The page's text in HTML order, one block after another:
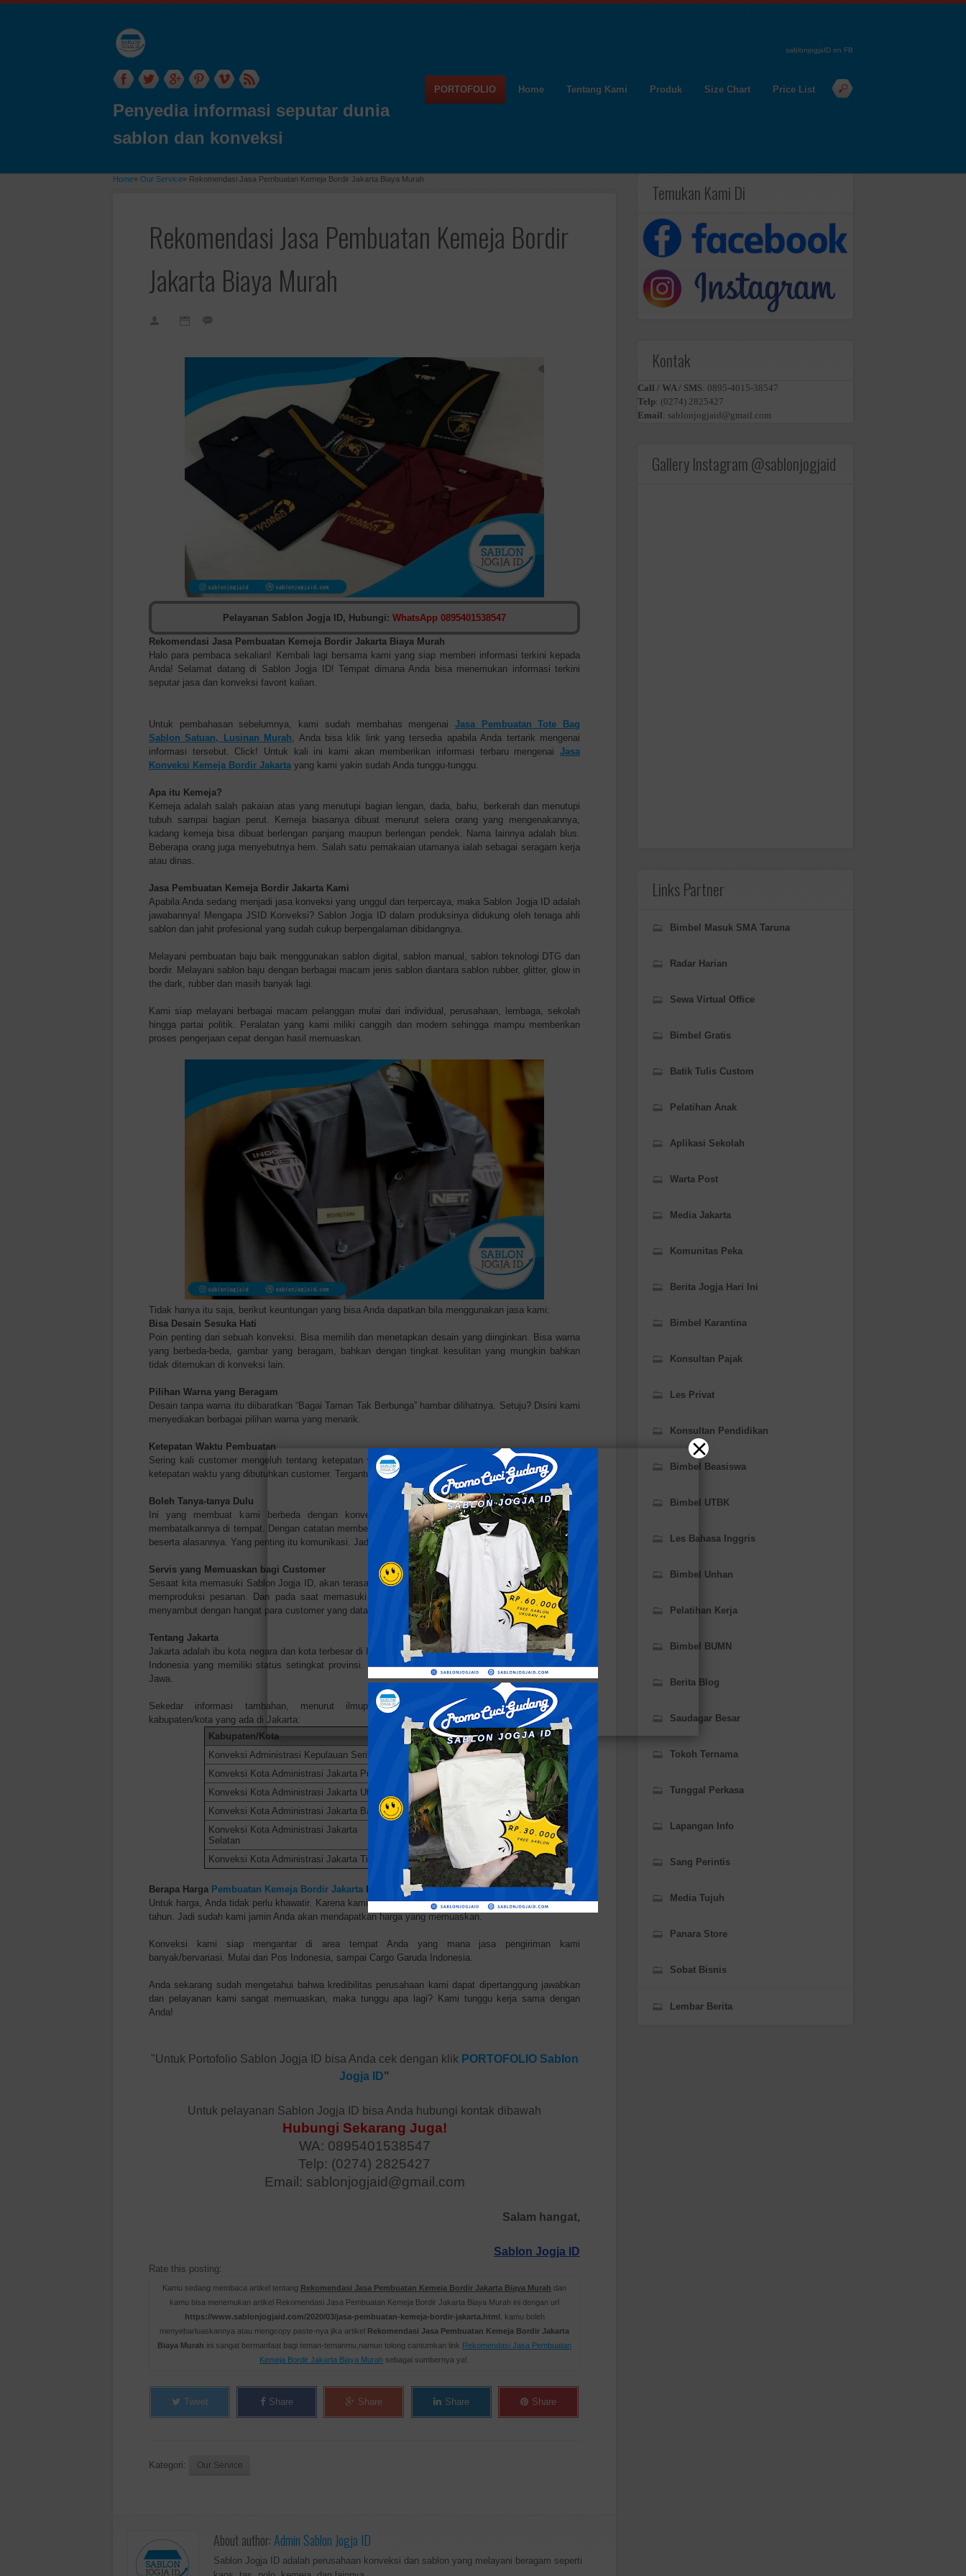
Penyedia informasi seputar dunia
sablon dan konveksi
sablonjogjaID on FB
PORTOFOLIO Home Tentang Kami Produk Size Chart Price List
Home» Our Service» Rekomendasi Jasa Pembuatan Kemeja Bordir Jakarta Biaya Murah
Rekomendasi Jasa Pembuatan Kemeja Bordir
Jakarta Biaya Murah
Pelayanan Sablon Jogja ID, Hubungi: WhatsApp 0895401538547
Rekomendasi Jasa Pembuatan Kemeja Bordir Jakarta Biaya Murah
Halo para pembaca sekalian! Kembali lagi bersama kami yang siap memberi informasi terkini kepada
Anda! Selamat datang di Sablon Jogja ID! Tempat dimana Anda bisa menemukan informasi terkini
seputar jasa dan konveksi favorit kalian.
Untuk pembahasan sebelumnya, kami sudah membahas mengenai Jasa Pembuatan Tote Bag
Sablon Satuan, Lusinan Murah, Anda bisa klik link yang tersedia apabila Anda tertarik mengenai
informasi tersebut. Click! Untuk kali ini kami akan memberikan informasi terbaru mengenai Jasa
Konveksi Kemeja Bordir Jakarta yang kami yakin sudah Anda tunggu-tunggu.
Apa itu Kemeja?
Kemeja adalah salah pakaian atas yang menutupi bagian lengan, dada, bahu, berkerah dan menutupi
tubuh sampai bagian perut. Kemeja biasanya dibuat menurut selera orang yang mengenakannya,
kadang kemeja bisa dibuat berlengan panjang maupun berlengan pendek. Nama lainnya adalah blus.
Beberapa orang juga menyebutnya hem. Salah satu pemakaian utamanya ialah sebagai seragam kerja
atau dinas.
Jasa Pembuatan Kemeja Bordir Jakarta Kami
Apabila Anda sedang menjadi jasa konveksi yang unggul dan terpercaya, maka Sablon Jogja ID adalah
jawabannya! Mengapa JSID Konveksi? Sablon Jogja ID dalam produksinya didukung oleh tenaga ahli
sablon dan jahit profesional yang sudah cukup berpengalaman dibidangnya.
Melayani pembuatan baju baik menggunakan sablon digital, sablon manual, sablon teknologi DTG dan
bordir. Melayani sablon baju dengan berbagai macam jenis sablon diantara sablon rubber, glitter, glow in
the dark, rubber dan masih banyak lagi.
Kami siap melayani berbagai macam pelanggan mulai dari individual, perusahaan, lembaga, sekolah
hingga partai politik. Peralatan yang kami miliki canggih dan modern sehingga mampu memberikan
proses pengerjaan cepat dengan hasil memuaskan.
Tidak hanya itu saja, berikut keuntungan yang bisa Anda dapatkan bila menggunakan jasa kami:
Bisa Desain Sesuka Hati
Poin penting dari sebuah konveksi. Bisa memilih dan menetapkan desain yang diinginkan. Bisa warna
yang berbeda-beda, gambar yang beragam, bahkan dengan tingkat kesulitan yang mungkin bahkan
tidak ditemukan di konveksi lain.
Pilihan Warna yang Beragam
Desain tanpa warna itu diibaratkan “Bagai Taman Tak Berbunga” hambar dilihatnya. Setuju? Disini kami
menyediakan berbagai pilihan warna yang menarik.
Ketepatan Waktu Pembuatan
Sering kali customer mengeluh tentang ketepatan waktu pembuatan. Konveksi Jakarta menawarkan
ketepatan waktu yang dibutuhkan customer. Tergantung dari berapa banyak pesanan yang diinginkan.
Boleh Tanya-tanya Dulu
Ini yang membuat kami berbeda dengan konveksi lainnya. Bisa langsung deal atau bahkan
membatalkannya di tempat. Dengan catatan memberitahu terlebih dahulu mengapa pesanan dibatalkan
beserta alasannya. Yang penting itu komunikasi. Jadi Anda bisa tanya-tanya dulu semua tentang kami.
Servis yang Memuaskan bagi Customer
Sesaat kita memasuki Sablon Jogja ID, akan terasa atmosfer para pekerja keras yang sedang bekerja
memproduksi pesanan. Dan pada saat memasuki ruang pemesanan, sudah terlihat CS kami siap
menyambut dengan hangat para customer yang datang.
Tentang Jakarta
Jakarta adalah ibu kota negara dan kota terbesar di Indonesia. Jakarta merupakan satu-satunya kota di
Indonesia yang memiliki status setingkat provinsi. Jakarta terletak di pesisir bagian barat laut Pulau
Jawa.
Sekedar informasi tambahan, menurut ilmupengetahuanumum.com, berikut adalah daftar
kabupaten/kota yang ada di Jakarta:
Kabupaten/Kota
Ibu Kota Kabupaten
Konveksi Administrasi Kepulauan Seribu
Pulau Pramuka
Konveksi Kota Administrasi Jakarta Pusat
Konveksi Kota Administrasi Jakarta Utara
Konveksi Kota Administrasi Jakarta Barat
-
Konveksi Kota Administrasi Jakarta
Selatan
Konveksi Kota Administrasi Jakarta Timur
Berapa Harga Pembuatan Kemeja Bordir Jakarta
Untuk harga, Anda tidak perlu khawatir. Karena kami sangat bersaing dan sangat konstan dari tahun ke
tahun. Jadi sudah kami jamin Anda akan mendapatkan harga yang memuaskan.
Konveksi kami siap mengantar di area tempat Anda yang mana jasa pengiriman kami
banyak/bervariasi. Mulai dari Pos Indonesia, sampai Cargo Garuda Indonesia.
Anda sekarang sudah mengetahui bahwa kredibilitas perusahaan kami dapat dipertanggung jawabkan
dan pelayanan kami sangat memuaskan, maka tunggu apa lagi? Kami tunggu kerja sama dengan
Anda!
"Untuk Portofolio Sablon Jogja ID bisa Anda cek dengan klik PORTOFOLIO Sablon
Jogja ID"
Untuk pelayanan Sablon Jogja ID bisa Anda hubungi kontak dibawah
Hubungi Sekarang Juga!
WA: 0895401538547
Telp: (0274) 2825427
Email: sablonjogjaid@gmail.com
Salam hangat,
Sablon Jogja ID
Rate this posting:
Kamu sedang membaca artikel tentang Rekomendasi Jasa Pembuatan Kemeja Bordir Jakarta Biaya Murah dan
kamu bisa menemukan artikel Rekomendasi Jasa Pembuatan Kemeja Bordir Jakarta Biaya Murah ini dengan url
https://www.sablonjogjaid.com/2020/03/jasa-pembuatan-kemeja-bordir-jakarta.html , kamu boleh
menyebarluaskannya atau mengcopy paste-nya jika artikel Rekomendasi Jasa Pembuatan Kemeja Bordir Jakarta
Biaya Murah ini sangat bermanfaat bagi teman-temanmu,namun tolong cantumkan link Rekomendasi Jasa Pembuatan
Kemeja Bordir Jakarta Biaya Murah sebagai sumbernya ya!.
Tweet Share Share Share Share
Kategori: Our Service
About author: Admin Sablon Jogja ID
Sablon Jogja ID adalah perusahaan konveksi dan sablon yang melayani beragam seperti
Temukan Kami Di
Kontak
Call / WA / SMS: 0895-4015-38547
Telp: (0274) 2825427
Email: sablonjogjaid@gmail.com
Gallery Instagram @sablonjogjaid
Links Partner
Bimbel Masuk SMA Taruna
Radar Harian
Sewa Virtual Office
Bimbel Gratis
Batik Tulis Custom
Pelatihan Anak
Aplikasi Sekolah
Warta Post
Media Jakarta
Komunitas Peka
Berita Jogja Hari Ini
Bimbel Karantina
Konsultan Pajak
Les Privat
Konsultan Pendidikan
Bimbel Beasiswa
Bimbel UTBK
Les Bahasa Inggris
Bimbel Unhan
Pelatihan Kerja
Bimbel BUMN
Berita Blog
Saudagar Besar
Tokoh Ternama
Tunggal Perkasa
Lapangan Info
Sang Perintis
Media Tujuh
Panara Store
Sobat Bisnis
Lembar Berita